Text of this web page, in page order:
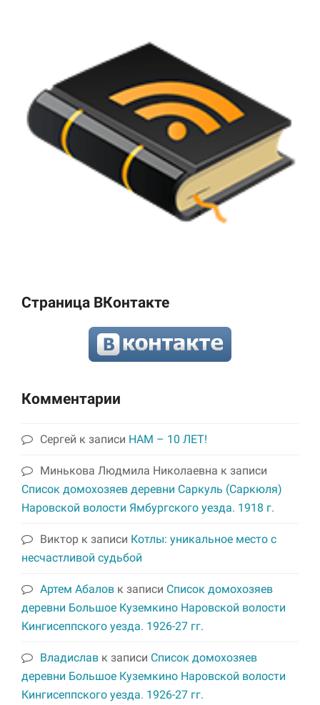
Страница ВКонтакте
Комментарии
Сергей к записи НАМ – 10 ЛЕТ!
Минькова Людмила Николаевна к записи
Список домохозяев деревни Саркуль (Саркюля)
Наровской волости Ямбургского уезда. 1918 г.
Виктор к записи Котлы: уникальное место с
несчастливой судьбой
Артем Абалов к записи Список домохозяев
деревни Большое Куземкино Наровской волости
Кингисеппского уезда. 1926-27 гг.
Владислав к записи Список домохозяев
деревни Большое Куземкино Наровской волости
Кингисеппского уезда. 1926-27 гг.